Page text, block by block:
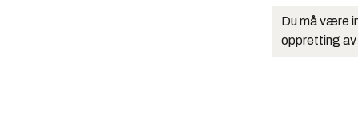
Du må være
oppretting av